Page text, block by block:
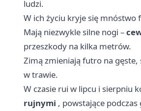
ludzi.
W ich życiu kryje się mnóstwo
Mają niezwykle silne nogi –
przeszkody na kilka metrów.
Zimą zmieniają futro na
w trawie.
W czasie rui w lipcu i sierpniu
rujnymi , powstające